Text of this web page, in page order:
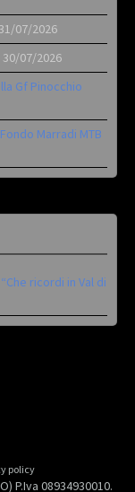
31/07/2026
30/07/2026
Gf Pinocchio
Marradi MTB
ricordi in Val di
policy
P.Iva 08934930010.